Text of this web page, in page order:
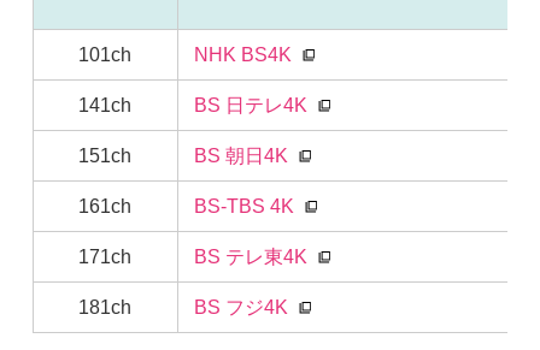
101ch NHK BS4K
141ch BS 日テレ4K
151ch BS 朝日4K
161ch BS-TBS 4K
171ch BS テレ東4K
181ch BS フジ4K